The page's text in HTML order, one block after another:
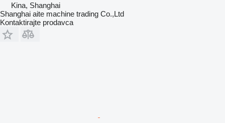
Kina, Shanghai
Shanghai aite machine trading Co.,Ltd
Kontaktirajte prodavca